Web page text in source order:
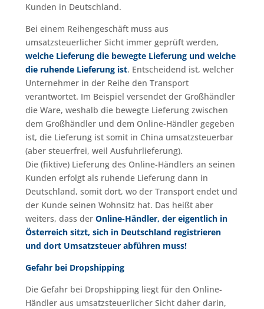
Kunden in Deutschland.
Bei einem Reihengeschäft muss aus
umsatzsteuerlicher Sicht immer geprüft werden,
welche Lieferung die bewegte Lieferung und welche
die ruhende Lieferung ist. Entscheidend ist, welcher
Unternehmer in der Reihe den Transport
verantwortet. Im Beispiel versendet der Großhändler
die Ware, weshalb die bewegte Lieferung zwischen
dem Großhändler und dem Online-Händler gegeben
ist, die Lieferung ist somit in China umsatzsteuerbar
(aber steuerfrei, weil Ausfuhrlieferung).
Die (fiktive) Lieferung des Online-Händlers an seinen
Kunden erfolgt als ruhende Lieferung dann in
Deutschland, somit dort, wo der Transport endet und
der Kunde seinen Wohnsitz hat. Das heißt aber
weiters, dass der Online-Händler, der eigentlich in
Österreich sitzt, sich in Deutschland registrieren
und dort Umsatzsteuer abführen muss!
Gefahr bei Dropshipping
Die Gefahr bei Dropshipping liegt für den Online-
Händler aus umsatzsteuerlicher Sicht daher darin,